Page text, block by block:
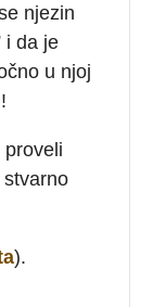
njezin
i da je
u njoj
proveli
stvarno
).